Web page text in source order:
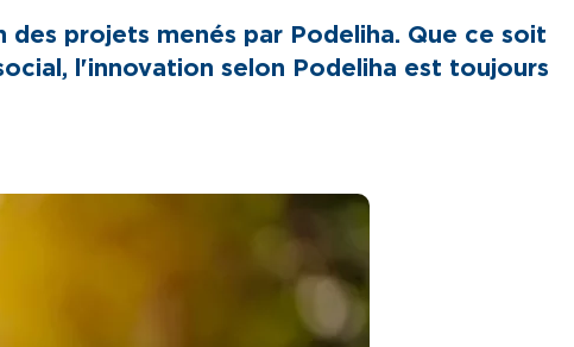
projets menés par Podeliha. Que ce soit
l'innovation selon Podeliha est toujours